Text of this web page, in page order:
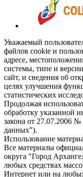
Уважаемый
файлов cookie и
адресе,
системы, типе и
сайт, и сведения об
целях улучшения
статистических
Продолжая
обработку указанной
закона от 27.07.2006
данных").
Использование
Все материалы
округа "Город
любых средствах
Интернет или на